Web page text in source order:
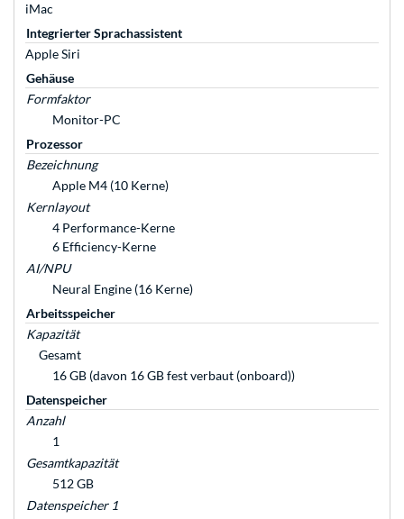
iMac
Integrierter Sprachassistent
Apple Siri
Gehäuse
Formfaktor
Monitor-PC
Prozessor
Bezeichnung
Apple M4 (10 Kerne)
Kernlayout
4 Performance-Kerne
6 Efficiency-Kerne
AI/NPU
Neural Engine (16 Kerne)
Arbeitsspeicher
Kapazität
Gesamt
16 GB (davon 16 GB fest verbaut (onboard))
Datenspeicher
Anzahl
1
Gesamtkapazität
512 GB
Datenspeicher 1